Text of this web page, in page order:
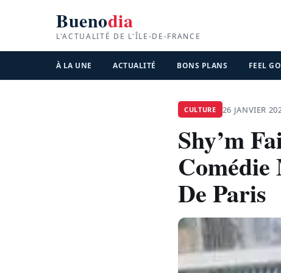
Buenodia
L'ACTUALITÉ DE L'ÎLE-DE-FRANCE
À LA UNE ACTUALITÉ BONS PLANS FEEL
CULTURE 26 JANVIER
Shy’m
Comédie
De Paris